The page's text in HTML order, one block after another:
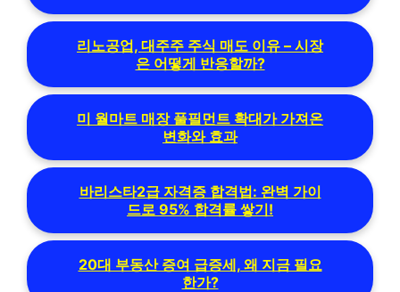
리노공업, 대주주 주식 매도 이유 – 시장
은 어떻게 반응할까?
미 월마트 매장 풀필먼트 확대가 가져온
변화와 효과
바리스타2급 자격증 합격법: 완벽 가이
드로 95% 합격률 쌓기!
20대 부동산 증여 급증세, 왜 지금 필요
한가?